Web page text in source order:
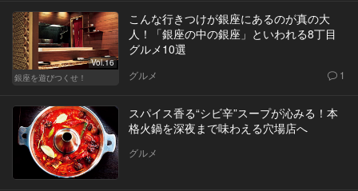
Vol.16
銀座を遊びつくせ！
こんな行きつけが銀座にあるのが真の大
人！「銀座の中の銀座」といわれる8丁目
グルメ10選
グルメ 1
スパイス香る“シビ辛”スープが沁みる！本
格火鍋を深夜まで味わえる穴場店へ
グルメ